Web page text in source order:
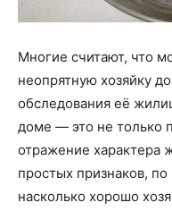
Многие считают, что
неопрятную хозяйку
обследования её
доме — это не только
отражение характера
простых признаков,
насколько хорошо